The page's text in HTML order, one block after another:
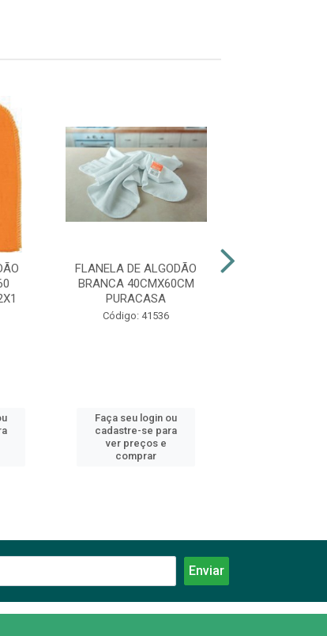
FLANELA DE ALGODÃO
BRANCA 40CMX60CM
PURACASA
Código: 41536
Faça seu login ou
cadastre-se para
ver preços e
comprar